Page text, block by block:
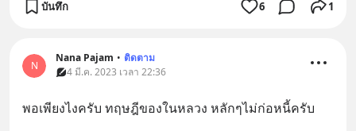
บันทึก 6 1
N
Nana​ Pajam • ติดตาม
4 มี.ค. 2023 เวลา 22:36
พอเพียงไงครับ​ ทฤษฎีของในหลวง​ หลักๆไม่ก่อหนี้ครับ